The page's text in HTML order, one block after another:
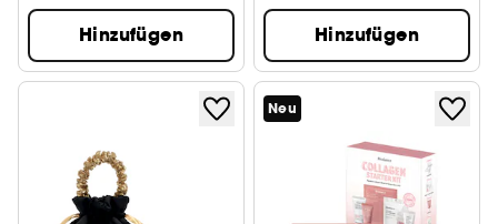
Hinzufügen Hinzufügen
Neu